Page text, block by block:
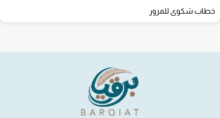
خطاب شكوى للمرور